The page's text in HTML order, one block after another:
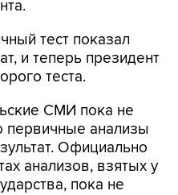
тест показал
и теперь президент
теста.
СМИ пока не
первичные анализы
Официально
анализов, взятых у
пока не